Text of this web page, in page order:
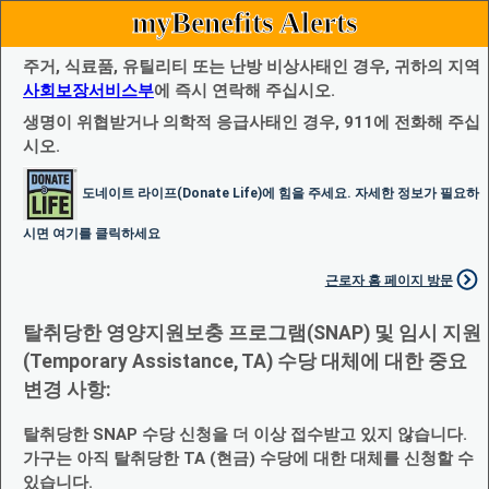
myBenefits Alerts
주거, 식료품, 유틸리티 또는 난방 비상사태인 경우, 귀하의 지역
사회보장서비스부에 즉시 연락해 주십시오.
생명이 위협받거나 의학적 응급사태인 경우, 911에 전화해 주십
시오.
도네이트 라이프(Donate Life)에 힘을 주세요. 자세한 정보가 필요하
시면 여기를 클릭하세요
근로자 홈 페이지 방문
탈취당한 영양지원보충 프로그램(SNAP) 및 임시 지원
(Temporary Assistance, TA) 수당 대체에 대한 중요
변경 사항:
탈취당한 SNAP 수당 신청을 더 이상 접수받고 있지 않습니다.
가구는 아직 탈취당한 TA (현금) 수당에 대한 대체를 신청할 수
있습니다.